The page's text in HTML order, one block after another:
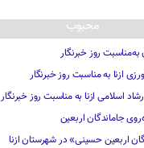
محبوب
به‌مناسبت روز خبرنگار
ازنا به مناسبت روز خبرنگار
اسلامی ازنا به مناسبت روز خبرنگار
جاماندگان اربعین
اربعین حسینی» در شهرستان ازنا